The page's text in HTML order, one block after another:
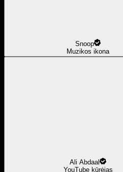
Snoop
Muzikos ikona
Ali Abdaal
YouTube kūrėjas